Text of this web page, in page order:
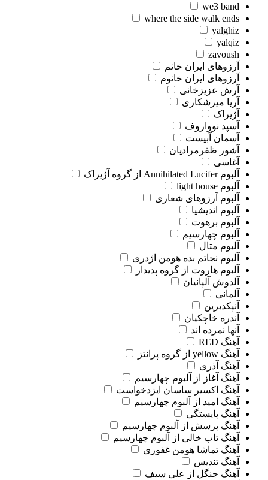
we3 band
where the side walk ends
yalghiz
yalqiz
zavoush
آرزوهای ایران خانم
آرزوهای ایران خانوم
آرش عزیزخانی
آریا میرشکاری
آژیراک
آسپد نوواروف
آسمان آبیست
آشور ظفرمرادیان
آغاسی
آلبوم Annihilated Lucifer از گروه آژیراک
آلبوم light house
آلبوم آرزوهای شعاری
آلبوم اندیشیا
آلبوم برهوت
آلبوم چهارسیم
آلبوم متال
آلبوم نجاتم بده هومن اژدری
آلبوم هاروت از گروه پدیدار
آلدوش آلپانیان
آلمانی
آنپکدبرین
آندره خاچکیان
آنها نمرده اند
آهنگ RED
آهنگ yellow از گروه پرانتز
آهنگ آذری
آهنگ آغاز از آلبوم چهارسیم
آهنگ اکسیر ساسان ایزدخواست
آهنگ امید از آلبوم چهارسیم
آهنگ پایستگی
آهنگ پرسش از آلبوم چهارسیم
آهنگ تاب خالی از آلبوم چهارسیم
آهنگ تماشا هومن غفوری
آهنگ تندیس
آهنگ جنگل از علی سیف